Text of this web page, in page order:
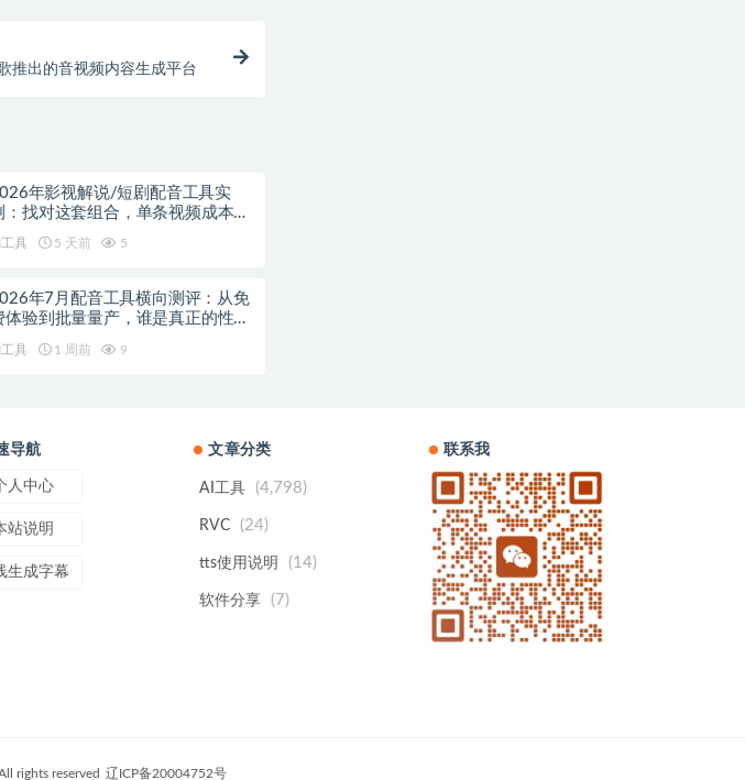
推出的音视频内容生成平台
年影视解说/短剧配音工具实
：找对这套组合，单条视频成本直
具 5 天前 5
年7月配音工具横向测评：从免
体验到批量量产，谁是真正的性价
具 1 周前 9
导航
人中心
站说明
生成字幕
文章分类
AI工具 (4,798)
RVC (24)
tts使用说明 (14)
软件分享 (7)
联系我
rights reserved 辽ICP备20004752号